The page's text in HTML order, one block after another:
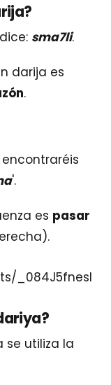
sma7li.
darija es
.
'.
es pasar
_084J5fnesI
se utiliza la